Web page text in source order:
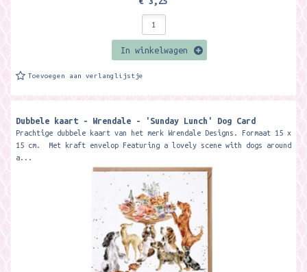
In winkelwagen
Toevoegen aan verlanglijstje
Dubbele kaart - Wrendale - 'Sunday Lunch' Dog Card
Prachtige dubbele kaart van het merk Wrendale Designs. Formaat 15 x
15 cm. Met kraft envelop Featuring a lovely scene with dogs around
a...